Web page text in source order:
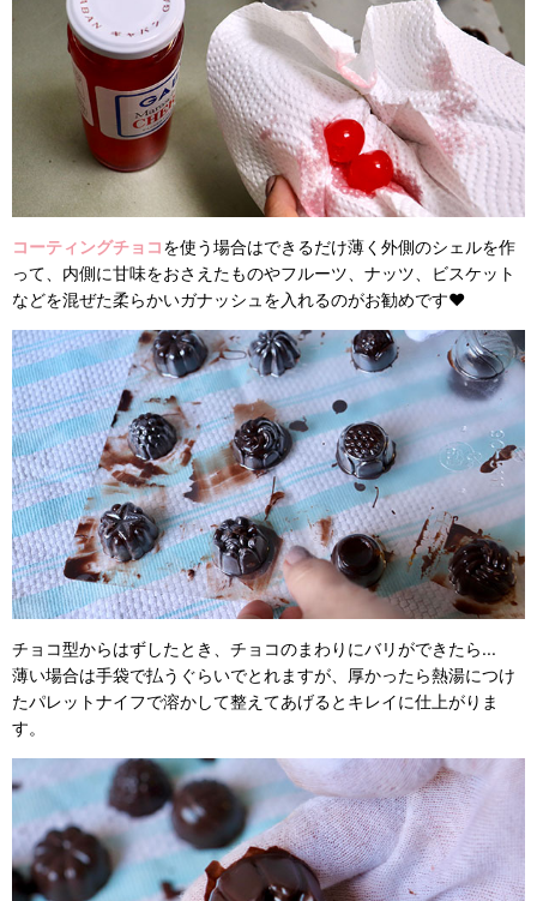
コーティングチョコを使う場合はできるだけ薄く外側のシェルを作
って、内側に甘味をおさえたものやフルーツ、ナッツ、ビスケット
などを混ぜた柔らかいガナッシュを入れるのがお勧めです❤︎
チョコ型からはずしたとき、チョコのまわりにバリができたら...
薄い場合は手袋で払うぐらいでとれますが、厚かったら熱湯につけ
たパレットナイフで溶かして整えてあげるとキレイに仕上がりま
す。